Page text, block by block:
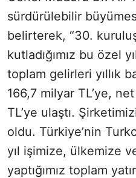
sürdürülebilir
belirterek, “30.
kutladığımız bu özel
toplam gelirleri yıllık
166,7 milyar TL’ye,
TL’ye ulaştı.
oldu. Türkiye’nin
yıl işimize, ülkemize
yaptığımız toplam